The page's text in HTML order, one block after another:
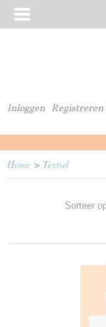
Inloggen Registreren
Home > Textiel
Sorteer